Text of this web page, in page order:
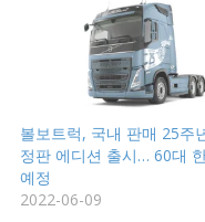
볼보트럭, 국내 판매 25주
정판 에디션 출시… 60대
예정
2022-06-09